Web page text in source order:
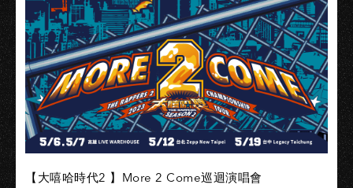
【大嘻哈時代2 】More 2 Come巡迴演唱會